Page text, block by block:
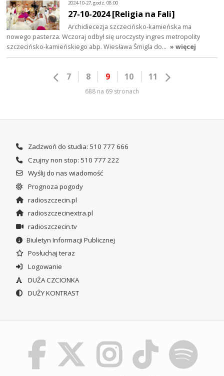
2024-10-27, godz. 08:00
27-10-2024 [Religia na Fali]
Archidiecezja szczecińsko-kamieńska ma
nowego pasterza. Wczoraj odbył się uroczysty ingres metropolity
szczecińsko-kamieńskiego abp. Wiesława Śmigla do… » więcej
7 8 9 10 11
688 na 69 stronach
Zadzwoń do studia: 510 777 666
Czujny non stop: 510 777 222
Wyślij do nas wiadomość
Prognoza pogody
radioszczecin.pl
radioszczecinextra.pl
radioszczecin.tv
Biuletyn Informacji Publicznej
Posłuchaj teraz
Logowanie
DUŻA CZCIONKA
DUŻY KONTRAST